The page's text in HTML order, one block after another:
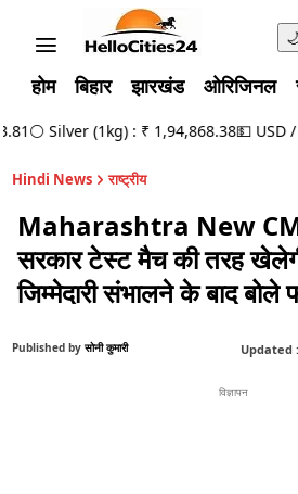
होम बिहार झारखंड ओरिजिनल
⚪ Silver (1kg) : ₹ 1,94,868.38💵 USD /
Hindi News राष्ट्रीय
Maharashtra New CM:
सरकार टेस्ट मैच की तरह
जिम्मेदारी संभालने के बाद
Published by सोनी कुमारी Updated :
विज्ञापन